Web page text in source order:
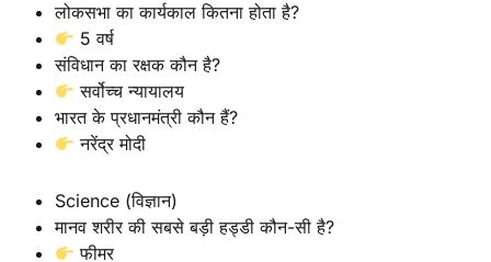
लोकसभा का कार्यकाल कितना होता है?
5 वर्ष
संविधान का रक्षक कौन है?
सर्वोच्च न्यायालय
भारत के प्रधानमंत्री कौन हैं?
नरेंद्र मोदी
Science (विज्ञान)
मानव शरीर की सबसे बड़ी हड्डी कौन-सी है?
फीमर